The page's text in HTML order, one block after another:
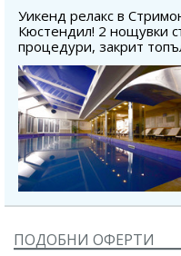
Уикенд релакс в
Кюстендил! 2 нощувки
процедури, закрит
стая, SPA & Wellness
г.
ПОДОБНИ ОФЕРТИ